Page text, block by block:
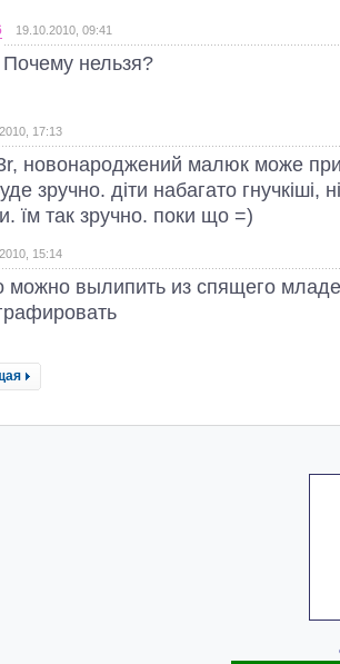
19.10.2010, 09:41
Почему нельзя?
17:13
новонароджений малюк може
зручно. діти набагато гнучкіші,
їм так зручно. поки що =)
15:14
можно вылипить из спящего